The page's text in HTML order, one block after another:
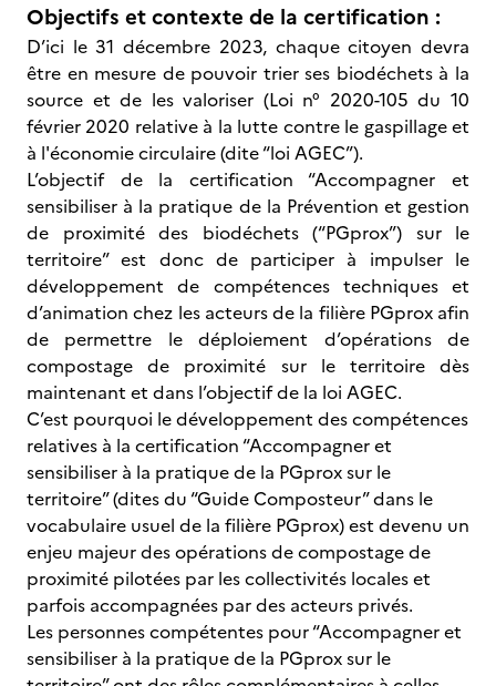
Objectifs et contexte de la certification :
D’ici le 31 décembre 2023, chaque citoyen devra
être en mesure de pouvoir trier ses biodéchets à la
source et de les valoriser (Loi n° 2020-105 du 10
février 2020 relative à la lutte contre le gaspillage et
à l'économie circulaire (dite “loi AGEC”).
L’objectif de la certification “Accompagner et
sensibiliser à la pratique de la Prévention et gestion
de proximité des biodéchets (“PGprox”) sur le
territoire” est donc de participer à impulser le
développement de compétences techniques et
d’animation chez les acteurs de la filière PGprox afin
de permettre le déploiement d’opérations de
compostage de proximité sur le territoire dès
maintenant et dans l’objectif de la loi AGEC.
C’est pourquoi le développement des compétences
relatives à la certification “Accompagner et
sensibiliser à la pratique de la PGprox sur le
territoire” (dites du “Guide Composteur” dans le
vocabulaire usuel de la filière PGprox) est devenu un
enjeu majeur des opérations de compostage de
proximité pilotées par les collectivités locales et
parfois accompagnées par des acteurs privés.
Les personnes compétentes pour “Accompagner et
sensibiliser à la pratique de la PGprox sur le